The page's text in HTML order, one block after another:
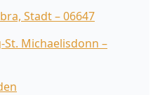
Stadt – 06647
St. Michaelisdonn –